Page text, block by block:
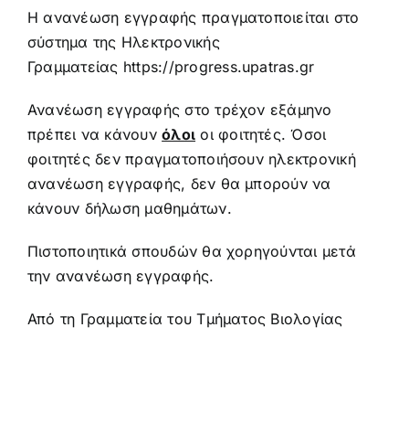
Η ανανέωση εγγραφής πραγματοποιείται στο
σύστημα της Ηλεκτρονικής
Γραμματείας https://progress.upatras.gr
Ανανέωση εγγραφής στο τρέχον εξάμηνο
πρέπει να κάνουνόλοι οι φοιτητές. Όσοι
φοιτητές δεν πραγματοποιήσουν ηλεκτρονική
ανανέωση εγγραφής, δεν θα μπορούν να
κάνουν δήλωση μαθημάτων.
Πιστοποιητικά σπουδών θα χορηγούνται μετά
την ανανέωση εγγραφής.
Από τη Γραμματεία του Τμήματος Βιολογίας